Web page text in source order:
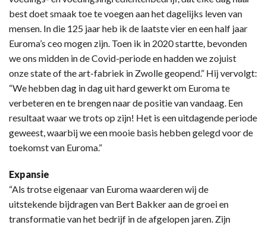
best doet smaak toe te voegen aan het dagelijks leven van
mensen. In die 125 jaar heb ik de laatste vier en een half jaar
Euroma’s ceo mogen zijn. Toen ik in 2020 startte, bevonden
we ons midden in de Covid-periode en hadden we zojuist
onze state of the art-fabriek in Zwolle geopend.” Hij vervolgt:
“We hebben dag in dag uit hard gewerkt om Euroma te
verbeteren en te brengen naar de positie van vandaag. Een
resultaat waar we trots op zijn! Het is een uitdagende periode
geweest, waarbij we een mooie basis hebben gelegd voor de
toekomst van Euroma.”
Expansie
“Als trotse eigenaar van Euroma waarderen wij de
uitstekende bijdragen van Bert Bakker aan de groei en
transformatie van het bedrijf in de afgelopen jaren. Zijn